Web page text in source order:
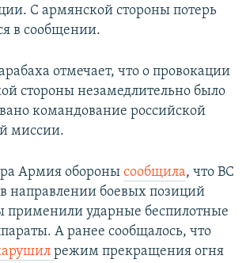
С армянской стороны потерь
в сообщении.
отмечает, что о провокации
стороны незамедлительно было
командование российской
миссии.
Армия обороны сообщила, что ВС
направлении боевых позиций
ударные беспилотные
А ранее сообщалось, что
режим прекращения огня